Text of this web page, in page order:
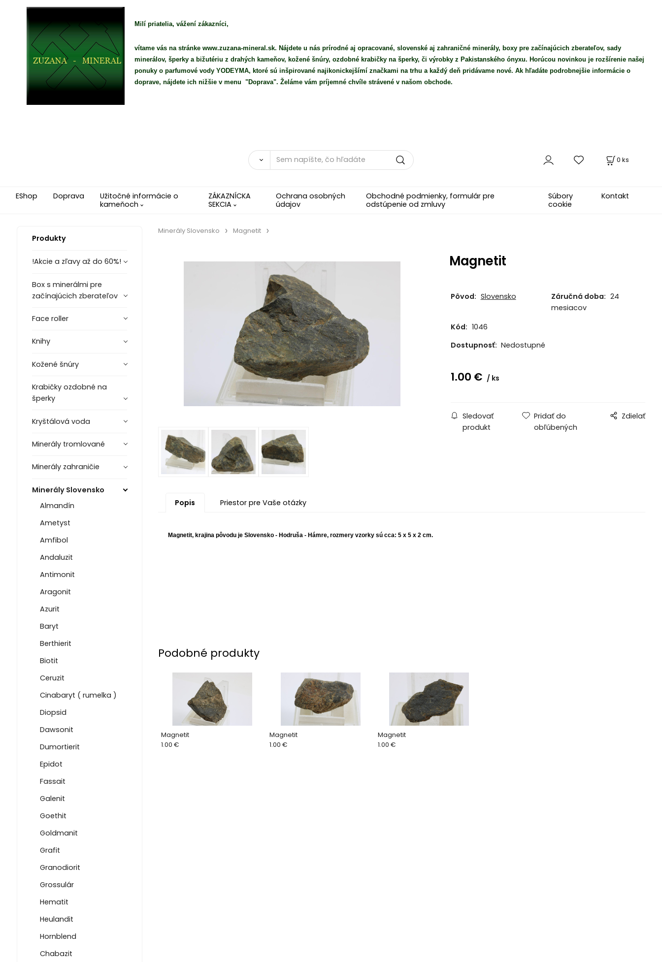
Milí priatelia, vážení zákazníci,
vítame vás na stránke www.zuzana-mineral.sk. Nájdete u nás prírodné aj opracované, slovenské aj zahraničné minerály, boxy pre začínajúcich zberateľov, sady
minerálov, šperky a bižutériu z drahých kameňov, kožené šnúry, ozdobné krabičky na šperky, či výrobky z Pakistanského ónyxu. Horúcou novinkou je rozšírenie našej
ponuky o parfumové vody YODEYMA, ktoré sú inšpirované najikonickejšímí značkami na trhu a každý deň pridávame nové. Ak hľadáte podrobnejšie informácie o
doprave, nájdete ich nižšie v menu "Doprava". Želáme vám príjemné chvíle strávené v našom obchode.
0 ks
EShop Doprava
Užitočné informácie o
kameňoch
ZÁKAZNÍCKA
SEKCIA
Ochrana osobných
údajov
Obchodné podmienky, formulár pre
odstúpenie od zmluvy
Súbory
cookie
Kontakt
Produkty
!Akcie a zľavy až do 60%!
Box s minerálmi pre
začínajúcich zberateľov
Face roller
Knihy
Kožené šnúry
Krabičky ozdobné na
šperky
Kryštálová voda
Minerály tromlované
Minerály zahraničie
Minerály Slovensko
Almandín
Ametyst
Amfibol
Andaluzit
Antimonit
Aragonit
Azurit
Baryt
Berthierit
Biotit
Ceruzit
Cinabaryt ( rumelka )
Diopsid
Dawsonit
Dumortierit
Epidot
Fassait
Galenit
Goethit
Goldmanit
Grafit
Granodiorit
Grossulár
Hematit
Heulandit
Hornblend
Chabazit
Minerály Slovensko Magnetit
Magnetit
Pôvod: Slovensko Záručná doba: 24
mesiacov
Kód: 1046
Dostupnosť: Nedostupné
1.00 € ks
Sledovať
produkt
Pridať do
obľúbených
Zdielať
Popis Priestor pre Vaše otázky
Magnetit, krajina pôvodu je Slovensko - Hodruša - Hámre, rozmery vzorky sú cca: 5 x 5 x 2 cm.
Podobné produkty
Magnetit
1.00 €
Magnetit
1.00 €
Magnetit
1.00 €